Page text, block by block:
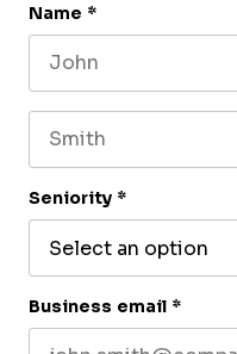
Name *
Seniority *
Business email *